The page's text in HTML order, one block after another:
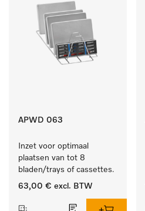
APWD 063
Inzet voor optimaal
plaatsen van tot 8
bladen/trays of cassettes.
63,00 € excl. BTW